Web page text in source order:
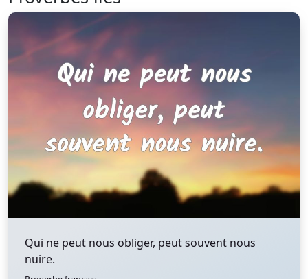
Qui ne peut nous obliger, peut souvent nous
nuire.